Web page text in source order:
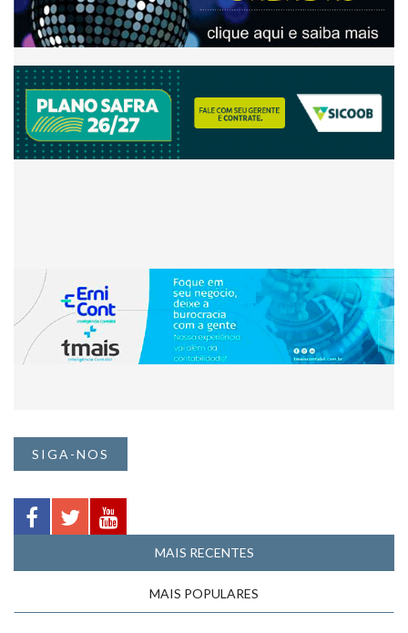
SIGA-NOS
MAIS RECENTES
MAIS POPULARES